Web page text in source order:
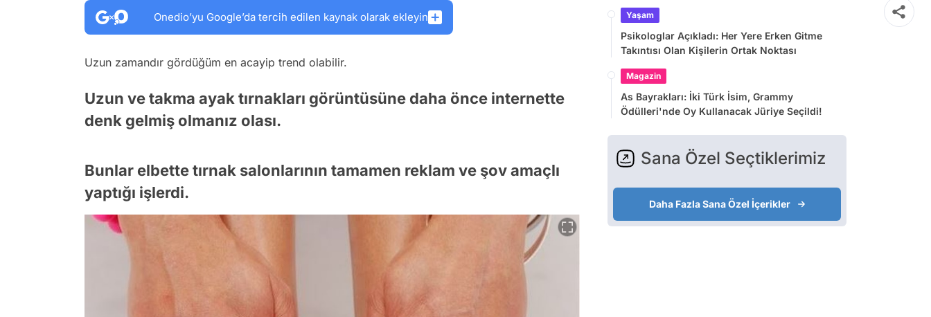
Onedio’yu Google’da tercih edilen kaynak olarak ekleyin
Uzun zamandır gördüğüm en acayip trend olabilir.
Uzun ve takma ayak tırnakları görüntüsüne daha önce internette
denk gelmiş olmanız olası.
Bunlar elbette tırnak salonlarının tamamen reklam ve şov amaçlı
yaptığı işlerdi.
Yaşam
Psikologlar Açıkladı: Her Yere Erken Gitme
Takıntısı Olan Kişilerin Ortak Noktası
Magazin
As Bayrakları: İki Türk İsim, Grammy
Ödülleri'nde Oy Kullanacak Jüriye Seçildi!
Sana Özel Seçtiklerimiz
Daha Fazla Sana Özel İçerikler